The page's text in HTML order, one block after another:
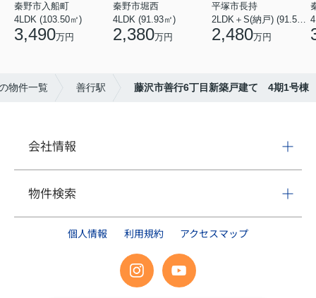
秦野市入船町
4LDK (103.50㎡)
3,490万円
秦野市堀西
4LDK (91.93㎡)
2,380万円
平塚市長持
2LDK＋S(納戸) (91.52㎡)
2,480万円
物件一覧 善行駅 藤沢市善行6丁目新築戸建て 4期1号棟
会社情報
物件検索
個人情報 利用規約 アクセスマップ